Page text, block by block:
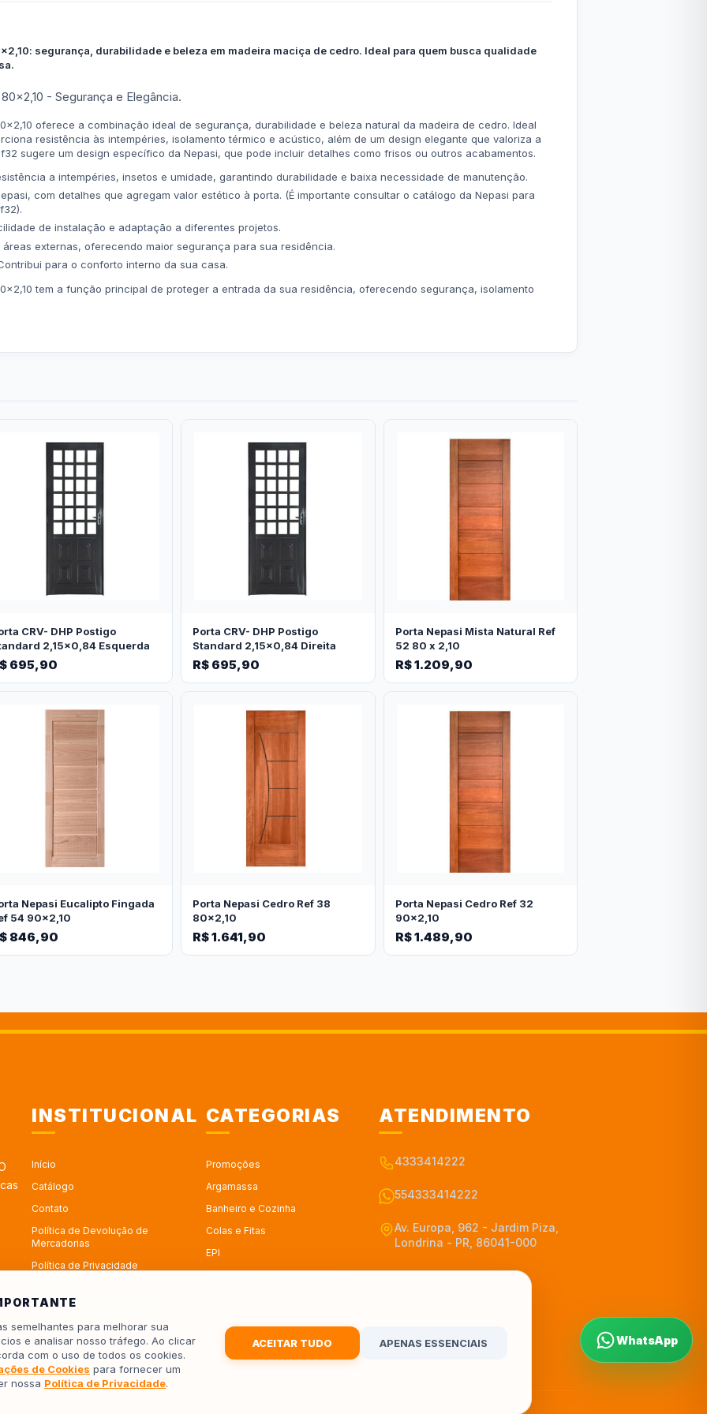
segurança, durabilidade e beleza em madeira maciça de cedro. Ideal para quem busca qualidade
- Segurança e Elegância.
oferece a combinação ideal de segurança, durabilidade e beleza natural da madeira de cedro. Ideal
resistência às intempéries, isolamento térmico e acústico, além de um design elegante que valoriza a
sugere um design específico da Nepasi, que pode incluir detalhes como frisos ou outros acabamentos.
a intempéries, insetos e umidade, garantindo durabilidade e baixa necessidade de manutenção.
com detalhes que agregam valor estético à porta. (É importante consultar o catálogo da Nepasi para
de instalação e adaptação a diferentes projetos.
externas, oferecendo maior segurança para sua residência.
para o conforto interno da sua casa.
tem a função principal de proteger a entrada da sua residência, oferecendo segurança, isolamento
CRV- DHP Postigo
2,15x0,84 Esquerda
695,90
Porta CRV- DHP Postigo
Standard 2,15x0,84 Direita
R$ 695,90
Porta Nepasi Mista Natural Ref
52 80 x 2,10
R$ 1.209,90
Nepasi Eucalipto Fingada
54 90x2,10
846,90
Porta Nepasi Cedro Ref 38
80x2,10
R$ 1.641,90
Porta Nepasi Cedro Ref 32
90x2,10
R$ 1.489,90
INSTITUCIONAL
Início
Catálogo
Contato
Política de Devolução de
Mercadorias
Política de Privacidade
Trabalhe no Depósito Roseira
Trocas
CATEGORIAS
Promoções
Argamassa
Banheiro e Cozinha
Colas e Fitas
EPI
Esquadrias - Portas e Janelas
ATENDIMENTO
4333414222
554333414222
Av. Europa, 962 - Jardim Piza,
Londrina - PR, 86041-000
semelhantes para melhorar sua
e analisar nosso tráfego. Ao clicar
com o uso de todos os cookies.
de Cookies para fornecer um
nossa Política de Privacidade.
ACEITAR TUDO APENAS ESSENCIAIS WhatsApp